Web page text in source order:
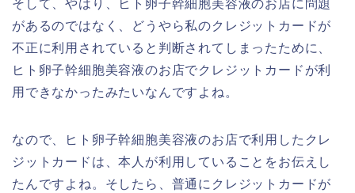
そして、やはり、ヒト卵子幹細胞美容液のお店に問題
があるのではなく、どうやら私のクレジットカードが
不正に利用されていると判断されてしまったために、
ヒト卵子幹細胞美容液のお店でクレジットカードが利
用できなかったみたいなんですよね。
なので、ヒト卵子幹細胞美容液のお店で利用したクレ
ジットカードは、本人が利用していることをお伝えし
たんですよね。そしたら、普通にクレジットカードが